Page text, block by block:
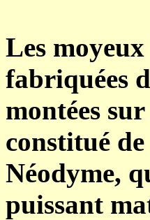
Les
fabriquées
montées
constitué
Néodyme,
puissant